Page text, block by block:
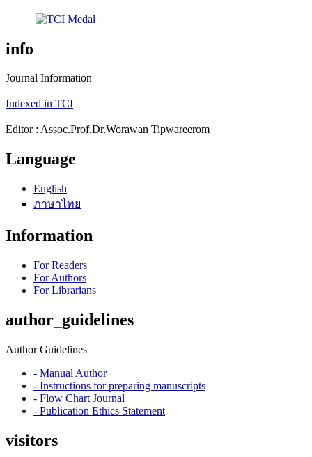
info
Journal Information
Indexed in TCI
Editor : Assoc.Prof.Dr.Worawan Tipwareerom
Language
English
ภาษาไทย
Information
For Readers
For Authors
For Librarians
author_guidelines
Author Guidelines
- Manual Author
- Instructions for preparing manuscripts
- Flow Chart Journal
- Publication Ethics Statement
visitors